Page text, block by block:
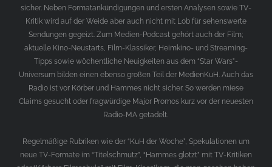
sicher. Neben Formatankündigungen und ersten Analysen sowie TV-
Kritik wird auf der Weide aber auch nicht mit Lob für sehenswerte
Sendungen gegeizt. Zum Medien-Podcast gehört auch der Film;
aktuelle Kino-Neustarts, Film-Klassiker, Heimkino- und Streaming-
Tipps sowie wöchentliche Neuigkeiten aus dem “Star Wars”-
Universum bilden einen ebenso großen Teil der MedienKuH. Auch das
Radio ist vor Körber und Hammes nicht sicher. So werden miese
Claims gesucht oder fragwürdige Major Promos kurz vor der neuesten
Radio-MA getadelt.
Regelmäßige Rubriken wie der “KuH der Woche”, Spekulationen um
neue TV-Formate im “Titelschmutz”, “Hammes glotzt” mit TV-Kritiken